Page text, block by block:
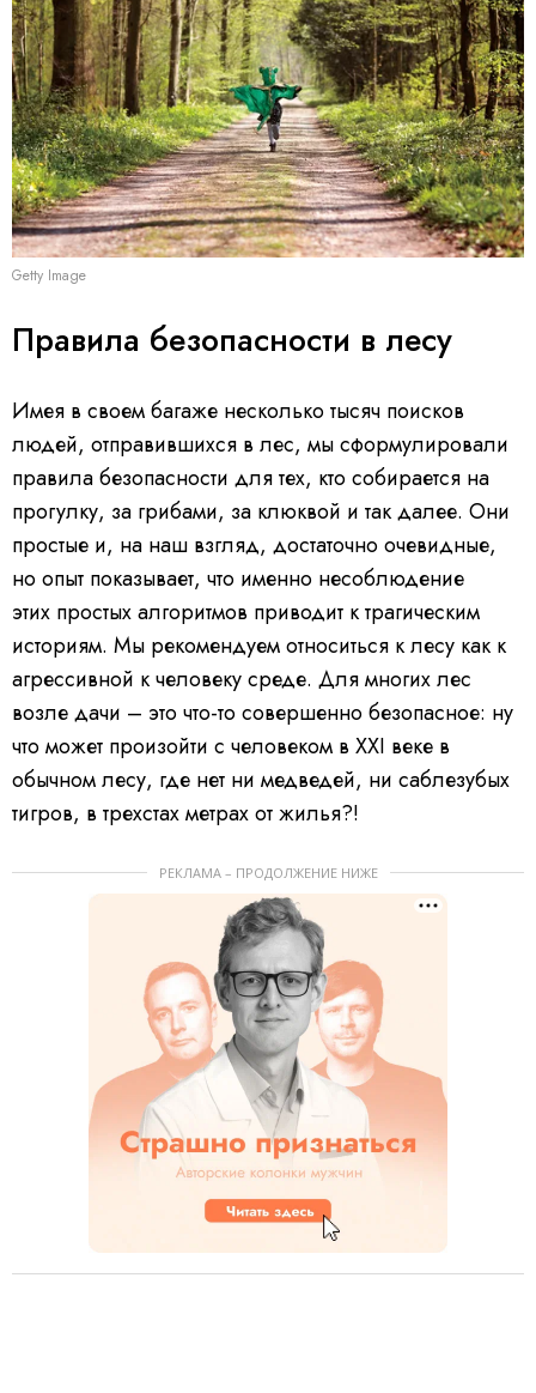
Getty Image
Правила безопасности в лесу
Имея в своем багаже несколько тысяч поисков
людей, отправившихся в лес, мы сформулировали
правила безопасности для тех, кто собирается на
прогулку, за грибами, за клюквой и так далее. Они
простые и, на наш взгляд, достаточно очевидные,
но опыт показывает, что именно несоблюдение
этих простых алгоритмов приводит к трагическим
историям. Мы рекомендуем относиться к лесу как к
агрессивной к человеку среде. Для многих лес
возле дачи – это что-то совершенно безопасное: ну
что может произойти с человеком в XXI веке в
обычном лесу, где нет ни медведей, ни саблезубых
тигров, в трехстах метрах от жилья?!
РЕКЛАМА – ПРОДОЛЖЕНИЕ НИЖЕ